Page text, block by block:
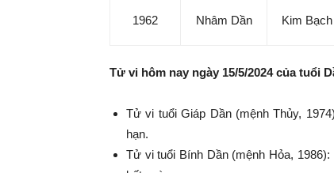
1962 Nhâm Dần Kim
Tử vi hôm nay ngày 15/5/2024 của tuổi
Tử vi tuổi Giáp Dần (mệnh Thủy,
hạn.
Tử vi tuổi Bính Dần (mệnh Hỏa,